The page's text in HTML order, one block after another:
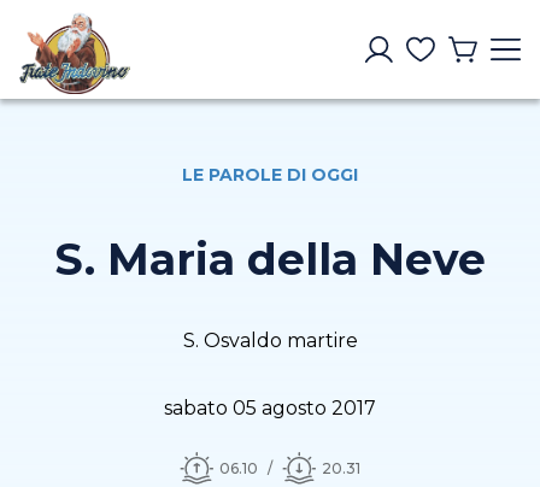
LE PAROLE DI OGGI
S. Maria della Neve
S. Osvaldo martire
sabato 05 agosto 2017
06.10 20.31